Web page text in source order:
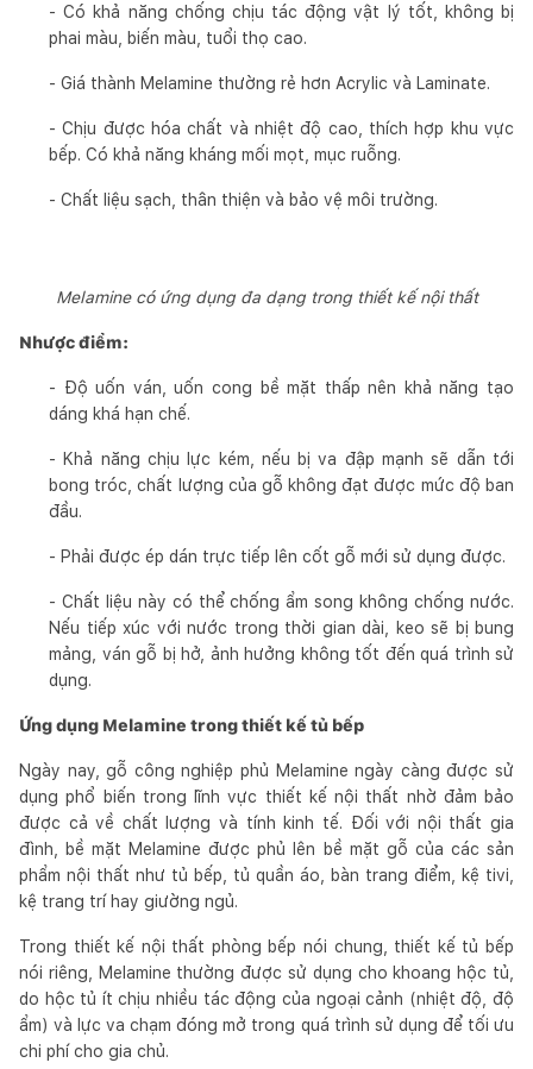
- Có khả năng chống chịu tác động vật lý tốt, không bị
phai màu, biến màu, tuổi thọ cao.
- Giá thành Melamine thường rẻ hơn Acrylic và Laminate.
- Chịu được hóa chất và nhiệt độ cao, thích hợp khu vực
bếp. Có khả năng kháng mối mọt, mục ruỗng.
- Chất liệu sạch, thân thiện và bảo vệ môi trường.
Melamine có ứng dụng đa dạng trong thiết kế nội thất
Nhược điểm:
- Độ uốn ván, uốn cong bề mặt thấp nên khả năng tạo
dáng khá hạn chế.
- Khả năng chịu lực kém, nếu bị va đập mạnh sẽ dẫn tới
bong tróc, chất lượng của gỗ không đạt được mức độ ban
đầu.
- Phải được ép dán trực tiếp lên cốt gỗ mới sử dụng được.
- Chất liệu này có thể chống ẩm song không chống nước.
Nếu tiếp xúc với nước trong thời gian dài, keo sẽ bị bung
mảng, ván gỗ bị hở, ảnh hưởng không tốt đến quá trình sử
dụng.
Ứng dụng Melamine trong thiết kế tủ bếp
Ngày nay, gỗ công nghiệp phủ Melamine ngày càng được sử
dụng phổ biến trong lĩnh vực thiết kế nội thất nhờ đảm bảo
được cả về chất lượng và tính kinh tế. Đối với nội thất gia
đình, bề mặt Melamine được phủ lên bề mặt gỗ của các sản
phẩm nội thất như tủ bếp, tủ quần áo, bàn trang điểm, kệ tivi,
kệ trang trí hay giường ngủ.
Trong thiết kế nội thất phòng bếp nói chung, thiết kế tủ bếp
nói riêng, Melamine thường được sử dụng cho khoang hộc tủ,
do hộc tủ ít chịu nhiều tác động của ngoại cảnh (nhiệt độ, độ
ẩm) và lực va chạm đóng mở trong quá trình sử dụng để tối ưu
chi phí cho gia chủ.